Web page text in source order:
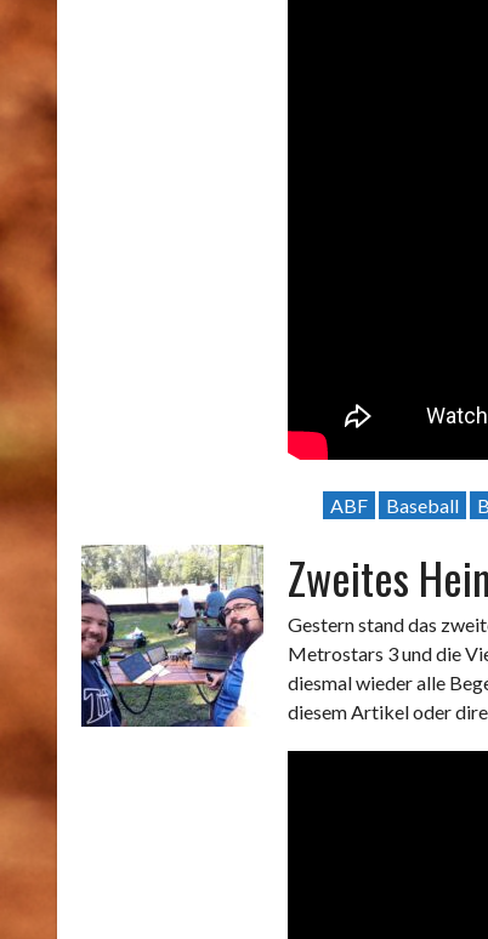
ABF Baseball
Zweites
Gestern stand das
Metrostars 3 und die
diesmal wieder alle
diesem Artikel oder